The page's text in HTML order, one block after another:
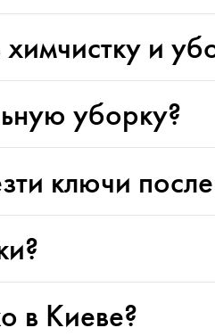
и
уборку?
ключи
в Киеве?